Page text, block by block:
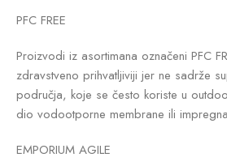
PFC FREE
Proizvodi iz asortimana označeni PFC
zdravstveno prihvatljiviji jer ne sadrže
područja, koje se često koriste u
dio vodootporne membrane ili
EMPORIUM AGILE